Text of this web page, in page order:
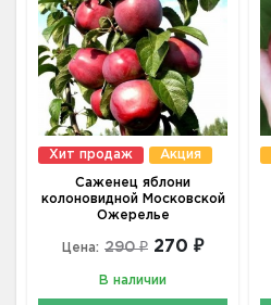
Хит продаж Акция
Саженец яблони
колоновидной Московской
Ожерелье
Цена: 290 ₽ 270 ₽
В наличии